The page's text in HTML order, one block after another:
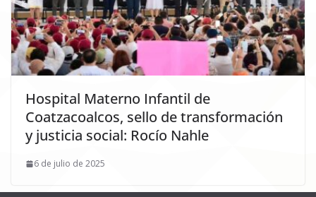
Hospital Materno Infantil de
Coatzacoalcos, sello de transformación
y justicia social: Rocío Nahle
6 de julio de 2025